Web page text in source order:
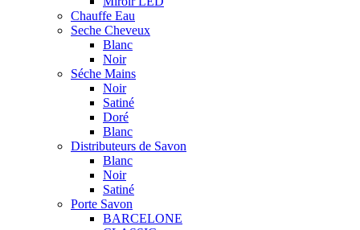
Chauffe Eau
Seche Cheveux
Blanc
Noir
Séche Mains
Noir
Satiné
Doré
Blanc
Distributeurs de Savon
Blanc
Noir
Satiné
Porte Savon
BARCELONE